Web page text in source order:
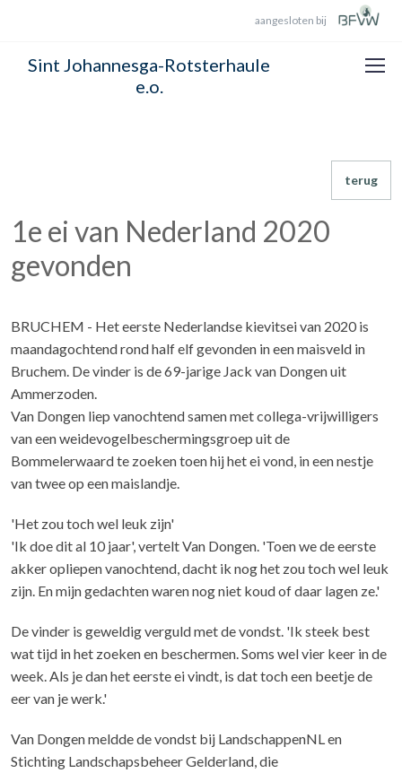
aangesloten bij
Sint Johannesga-Rotsterhaule
e.o.
terug
1e ei van Nederland 2020
gevonden
BRUCHEM - Het eerste Nederlandse kievitsei van 2020 is
maandagochtend rond half elf gevonden in een maisveld in
Bruchem. De vinder is de 69-jarige Jack van Dongen uit
Ammerzoden.
Van Dongen liep vanochtend samen met collega-vrijwilligers
van een weidevogelbeschermingsgroep uit de
Bommelerwaard te zoeken toen hij het ei vond, in een nestje
van twee op een maislandje.
'Het zou toch wel leuk zijn'
'Ik doe dit al 10 jaar', vertelt Van Dongen. 'Toen we de eerste
akker opliepen vanochtend, dacht ik nog het zou toch wel leuk
zijn. En mijn gedachten waren nog niet koud of daar lagen ze.'
De vinder is geweldig verguld met de vondst. 'Ik steek best
wat tijd in het zoeken en beschermen. Soms wel vier keer in de
week. Als je dan het eerste ei vindt, is dat toch een beetje de
eer van je werk.'
Van Dongen meldde de vondst bij LandschappenNL en
Stichting Landschapsbeheer Gelderland, die